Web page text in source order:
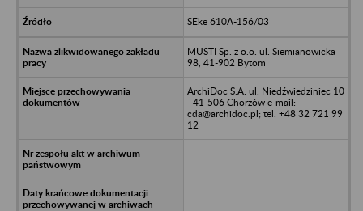
SEke 610A-156/03
MUSTI Sp. z o.o. ul. Siemianowicka
98, 41-902 Bytom
ArchiDoc S.A. ul. Niedźwiedziniec 10
- 41-506 Chorzów e-mail:
cda@archidoc.pl; tel. +48 32 721 99
12